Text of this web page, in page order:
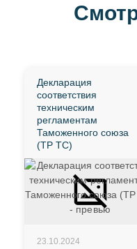
Декларация
соответствия
техническим
регламентам
Таможенного союза
(ТР ТС)
23.10.2024